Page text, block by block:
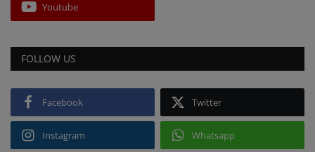
Youtube
FOLLOW US
Facebook Twitter
Instagram Whatsapp